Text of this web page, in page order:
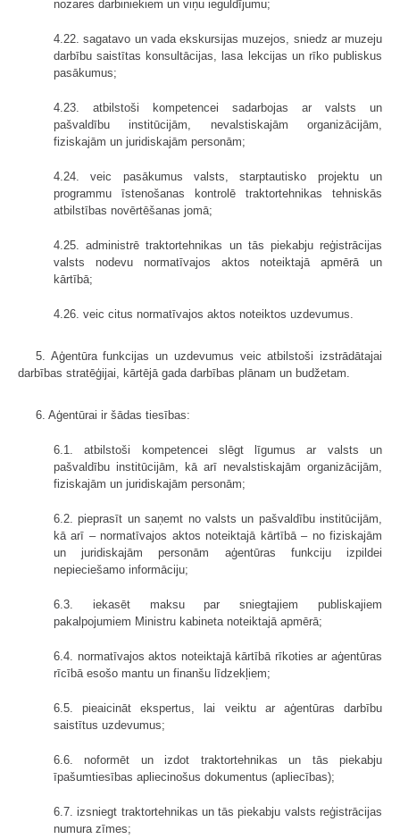
nozares darbiniekiem un viņu ieguldījumu;
4.22. sagatavo un vada ekskursijas muzejos, sniedz ar muzeju
darbību saistītas konsultācijas, lasa lekcijas un rīko publiskus
pasākumus;
4.23. atbilstoši kompetencei sadarbojas ar valsts un
pašvaldību institūcijām, nevalstiskajām organizācijām,
fiziskajām un juridiskajām personām;
4.24. veic pasākumus valsts, starptautisko projektu un
programmu īstenošanas kontrolē traktortehnikas tehniskās
atbilstības novērtēšanas jomā;
4.25. administrē traktortehnikas un tās piekabju reģistrācijas
valsts nodevu normatīvajos aktos noteiktajā apmērā un
kārtībā;
4.26. veic citus normatīvajos aktos noteiktos uzdevumus.
5. Aģentūra funkcijas un uzdevumus veic atbilstoši izstrādātajai
darbības stratēģijai, kārtējā gada darbības plānam un budžetam.
6. Aģentūrai ir šādas tiesības:
6.1. atbilstoši kompetencei slēgt līgumus ar valsts un
pašvaldību institūcijām, kā arī nevalstiskajām organizācijām,
fiziskajām un juridiskajām personām;
6.2. pieprasīt un saņemt no valsts un pašvaldību institūcijām,
kā arī – normatīvajos aktos noteiktajā kārtībā – no fiziskajām
un juridiskajām personām aģentūras funkciju izpildei
nepieciešamo informāciju;
6.3. iekasēt maksu par sniegtajiem publiskajiem
pakalpojumiem Ministru kabineta noteiktajā apmērā;
6.4. normatīvajos aktos noteiktajā kārtībā rīkoties ar aģentūras
rīcībā esošo mantu un finanšu līdzekļiem;
6.5. pieaicināt ekspertus, lai veiktu ar aģentūras darbību
saistītus uzdevumus;
6.6. noformēt un izdot traktortehnikas un tās piekabju
īpašumtiesības apliecinošus dokumentus (apliecības);
6.7. izsniegt traktortehnikas un tās piekabju valsts reģistrācijas
numura zīmes;